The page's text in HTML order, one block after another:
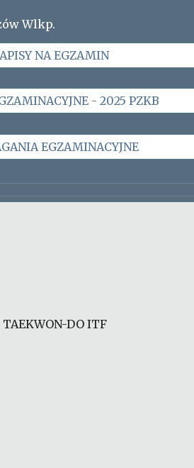
Wlkp.
NA EGZAMIN
- 2025 PZKB
EGZAMINACYJNE
TAEKWON-DO ITF